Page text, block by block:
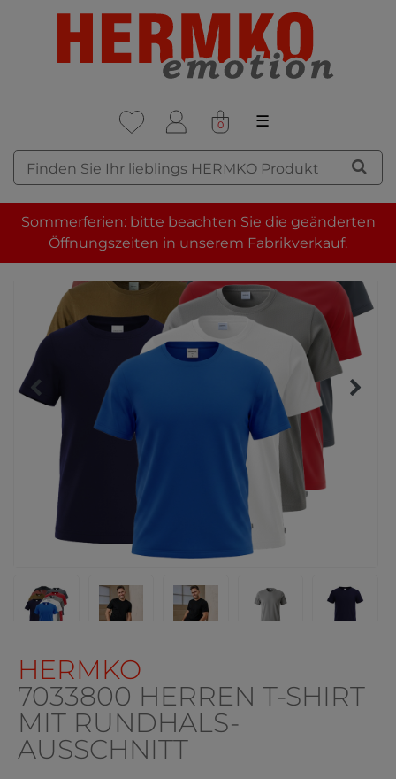
0 ☰
Sommerferien: bitte beachten Sie die geänderten
Öffnungszeiten in unserem Fabrikverkauf.
HERMKO
7033800 HERREN T-SHIRT
MIT RUNDHALS-
AUSSCHNITT